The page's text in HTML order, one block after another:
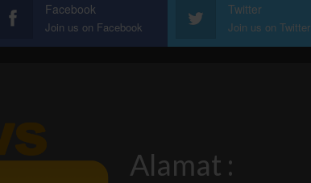
Facebook
Join us on Facebook
Twitter
Join us on Twitter
Alamat :